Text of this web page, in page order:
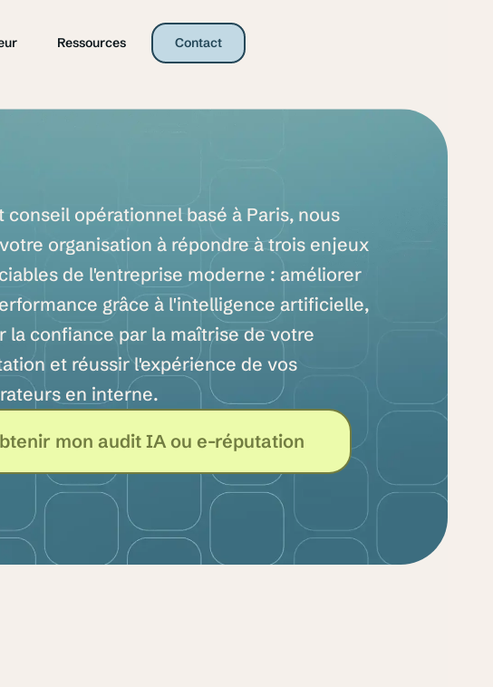
Ressources Contact
conseil opérationnel basé à Paris, nous
votre organisation à répondre à trois enjeux
de l'entreprise moderne : améliorer
grâce à l'intelligence artificielle,
la confiance par la maîtrise de votre
et réussir l'expérience de vos
en interne.
mon audit IA ou e-réputation